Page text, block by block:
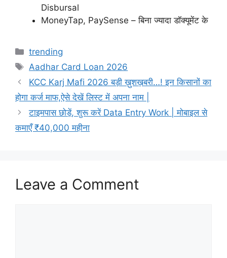
Disbursal
MoneyTap, PaySense – बिना ज्यादा डॉक्यूमेंट के
Categories
trending
Tags
Aadhar Card Loan 2026
KCC Karj Mafi 2026 बड़ी ख़ुशख़बरी…! इन किसानों का
होगा कर्ज माफ,ऐसे देखें लिस्ट में अपना नाम |
टाइमपास छोड़ें, शुरू करें Data Entry Work | मोबाइल से
कमाएँ ₹40,000 महीना
Leave a Comment